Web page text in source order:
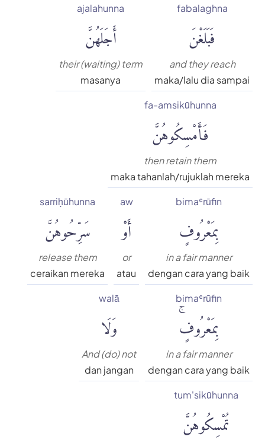
fabalaghna
فَبَلَغْنَ
and they reach
maka/lalu dia sampai
ajalahunna
أَجَلَهُنَّ
their (waiting) term
masanya
fa-amsikūhunna
فَأَمْسِكُوهُنَّ
then retain them
maka tahanlah/rujuklah mereka
bimaʿrūfin
بِمَعْرُوفٍ
in a fair manner
dengan cara yang baik
aw
أَوْ
or
atau
sarriḥūhunna
سَرِّحُوهُنَّ
release them
ceraikan mereka
bimaʿrūfin
بِمَعْرُوفٍۚ
in a fair manner
dengan cara yang baik
walā
وَلَا
And (do) not
dan jangan
tum'sikūhunna
تُمْسِكُوهُنَّ